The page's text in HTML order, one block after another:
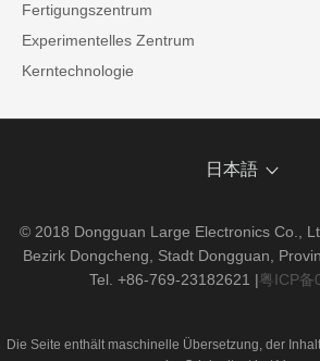
Fertigungszentrum
Experimentelles Zentrum
Kerntechnologie
日本語
© 2018 Dongguan Large Electronics Co.,
Bezirk Dongcheng, Stadt Dongguan,
Tel. +86-769-23182621 |粤ICP
Die Seite enthält maschinelle Übersetzung, der